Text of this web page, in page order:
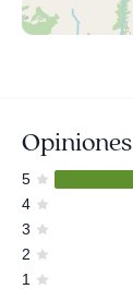
Opiniones
5
4
3
2
1